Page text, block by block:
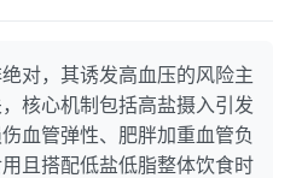
对，其诱发高血压的风险主
核心机制包括高盐摄入引发
血管弹性、肥胖加重血管负
且搭配低盐低脂整体饮食时